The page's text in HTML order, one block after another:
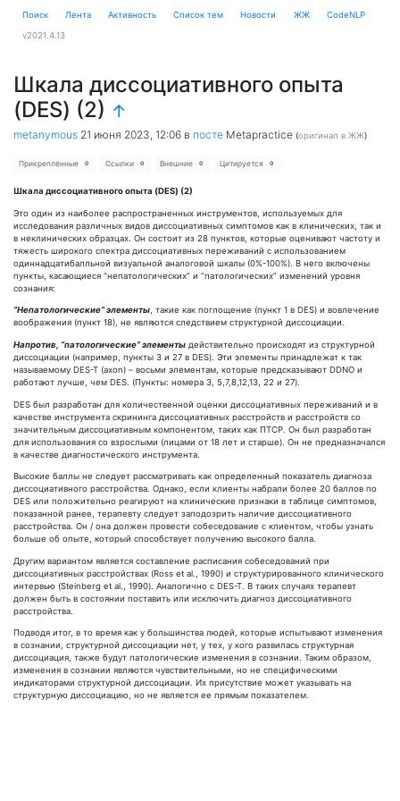
Поиск Лента Активность Cписок тем Новости ЖЖ CodeNLP
v2021.4.13
Шкала диссоциативного опыта
(DES) (2) ↑
metanymous 21 июня 2023, 12:06 в посте Metapractice (оригинал в ЖЖ)
Прикреплённые 0 Ссылки 0 Внешние 0 Цитируется 0
Шкала диссоциативного опыта (DES) (2)
Это один из наиболее распространенных инструментов, используемых для
исследования различных видов диссоциативных симптомов как в клинических, так и
в неклинических образцах. Он состоит из 28 пунктов, которые оценивают частоту и
тяжесть широкого спектра диссоциативных переживаний с использованием
одиннадцатибалльной визуальной аналоговой шкалы (0%-100%). В него включены
пункты, касающиеся “непатологических” и “патологических” изменений уровня
сознания:
”Непатологические” элементы, такие как поглощение (пункт 1 в DES) и вовлечение
воображения (пункт 18), не являются следствием структурной диссоциации.
Напротив, “патологические” элементы действительно происходят из структурной
диссоциации (например, пункты 3 и 27 в DES). Эти элементы принадлежат к так
называемому DES-T (axon) – восьми элементам, которые предсказывают DDNO и
работают лучше, чем DES. (Пункты: номера 3, 5,7,8,12,13, 22 и 27).
DES был разработан для количественной оценки диссоциативных переживаний и в
качестве инструмента скрининга диссоциативных расстройств и расстройств со
значительным диссоциативным компонентом, таких как ПТСР. Он был разработан
для использования со взрослыми (лицами от 18 лет и старше). Он не предназначался
в качестве диагностического инструмента.
Высокие баллы не следует рассматривать как определенный показатель диагноза
диссоциативного расстройства. Однако, если клиенты набрали более 20 баллов по
DES или положительно реагируют на клинические признаки в таблице симптомов,
показанной ранее, терапевту следует заподозрить наличие диссоциативного
расстройства. Он / она должен провести собеседование с клиентом, чтобы узнать
больше об опыте, который способствует получению высокого балла.
Другим вариантом является составление расписания собеседований при
диссоциативных расстройствах (Ross et al., 1990) и структурированного клинического
интервью (Steinberg et al., 1990). Аналогично с DES-T. В таких случаях терапевт
должен быть в состоянии поставить или исключить диагноз диссоциативного
расстройства.
Подводя итог, в то время как у большинства людей, которые испытывают изменения
в сознании, структурной диссоциации нет, у тех, у кого развилась структурная
диссоциация, также будут патологические изменения в сознании. Таким образом,
изменения в сознании являются чувствительными, но не специфическими
индикаторами структурной диссоциации. Их присутствие может указывать на
структурную диссоциацию, но не является ее прямым показателем.